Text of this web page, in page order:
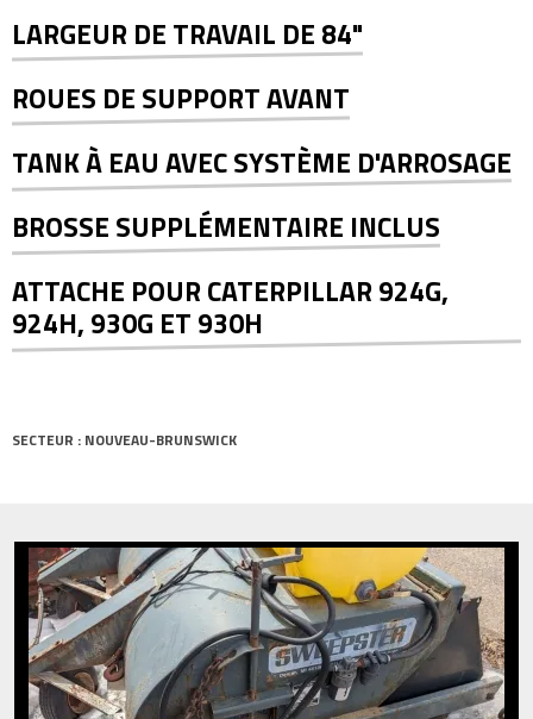
LARGEUR DE TRAVAIL DE 84"
ROUES DE SUPPORT AVANT
TANK À EAU AVEC SYSTÈME D'ARROSAGE
BROSSE SUPPLÉMENTAIRE INCLUS
ATTACHE POUR CATERPILLAR 924G,
924H, 930G ET 930H
SECTEUR : NOUVEAU-BRUNSWICK